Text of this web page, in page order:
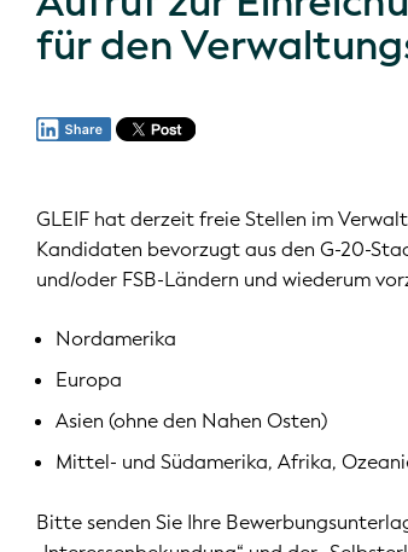
für den
GLEIF hat derzeit freie Stellen im
Kandidaten bevorzugt aus den G-20-
und/oder FSB-Ländern und wiederum
Nordamerika
Europa
Asien (ohne den Nahen Osten)
Mittel- und Südamerika, Afrika,
Bitte senden Sie Ihre